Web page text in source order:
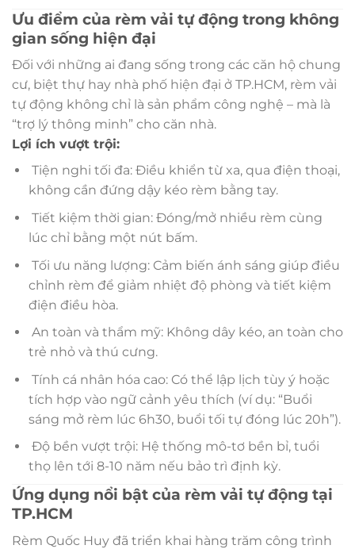
Ưu điểm của rèm vải tự động trong không
gian sống hiện đại
Đối với những ai đang sống trong các căn hộ chung
cư, biệt thự hay nhà phố hiện đại ở TP.HCM, rèm vải
tự động không chỉ là sản phẩm công nghệ – mà là
“trợ lý thông minh” cho căn nhà.
Lợi ích vượt trội:
Tiện nghi tối đa: Điều khiển từ xa, qua điện thoại,
không cần đứng dậy kéo rèm bằng tay.
Tiết kiệm thời gian: Đóng/mở nhiều rèm cùng
lúc chỉ bằng một nút bấm.
Tối ưu năng lượng: Cảm biến ánh sáng giúp điều
chỉnh rèm để giảm nhiệt độ phòng và tiết kiệm
điện điều hòa.
An toàn và thẩm mỹ: Không dây kéo, an toàn cho
trẻ nhỏ và thú cưng.
Tính cá nhân hóa cao: Có thể lập lịch tùy ý hoặc
tích hợp vào ngữ cảnh yêu thích (ví dụ: “Buổi
sáng mở rèm lúc 6h30, buổi tối tự đóng lúc 20h”).
Độ bền vượt trội: Hệ thống mô-tơ bền bỉ, tuổi
thọ lên tới 8-10 năm nếu bảo trì định kỳ.
Ứng dụng nổi bật của rèm vải tự động tại
TP.HCM
Rèm Quốc Huy đã triển khai hàng trăm công trình